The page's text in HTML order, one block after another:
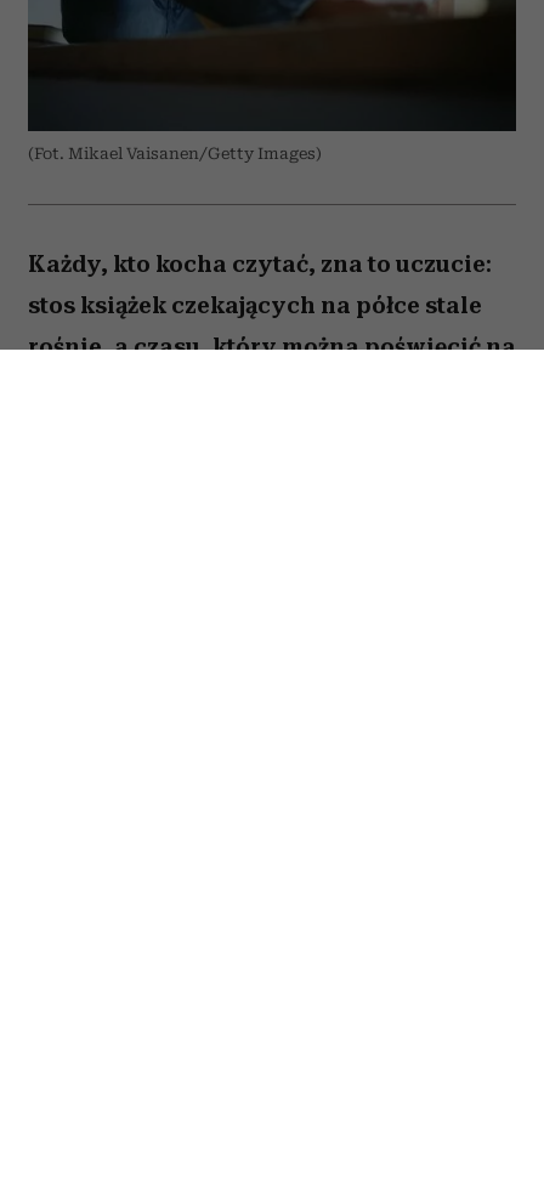
(Fot. Mikael Vaisanen/Getty Images)
Każdy, kto kocha czytać, zna to uczucie:
stos książek czekających na półce stale
rośnie, a czasu, który można poświęcić na